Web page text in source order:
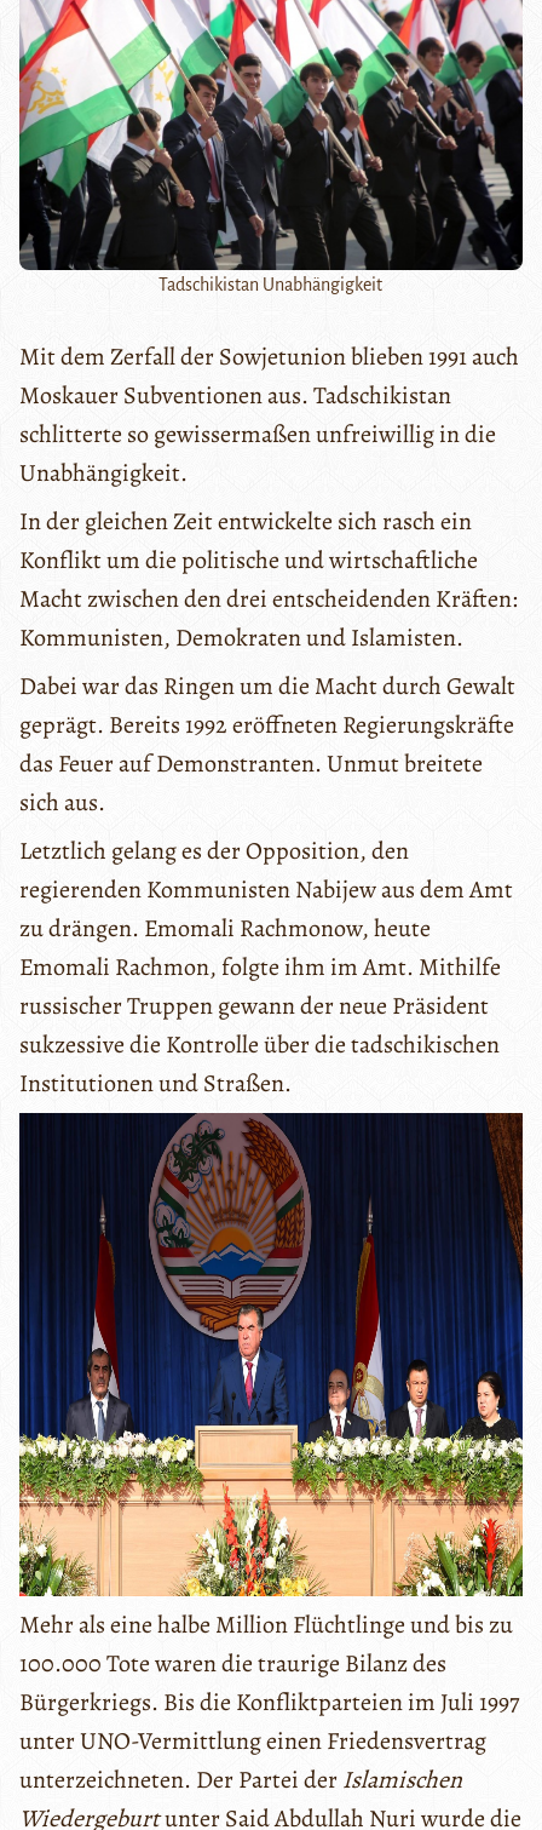
Tadschikistan Unabhängigkeit
Mit dem Zerfall der Sowjetunion blieben 1991 auch
Moskauer Subventionen aus. Tadschikistan
schlitterte so gewissermaßen unfreiwillig in die
Unabhängigkeit.
In der gleichen Zeit entwickelte sich rasch ein
Konflikt um die politische und wirtschaftliche
Macht zwischen den drei entscheidenden Kräften:
Kommunisten, Demokraten und Islamisten.
Dabei war das Ringen um die Macht durch Gewalt
geprägt. Bereits 1992 eröffneten Regierungskräfte
das Feuer auf Demonstranten. Unmut breitete
sich aus.
Letztlich gelang es der Opposition, den
regierenden Kommunisten Nabijew aus dem Amt
zu drängen. Emomali Rachmonow, heute
Emomali Rachmon, folgte ihm im Amt. Mithilfe
russischer Truppen gewann der neue Präsident
sukzessive die Kontrolle über die tadschikischen
Institutionen und Straßen.
Mehr als eine halbe Million Flüchtlinge und bis zu
100.000 Tote waren die traurige Bilanz des
Bürgerkriegs. Bis die Konfliktparteien im Juli 1997
unter UNO-Vermittlung einen Friedensvertrag
unterzeichneten. Der Partei derIslamischen
Wiedergeburtunter Said Abdullah Nuri wurde die